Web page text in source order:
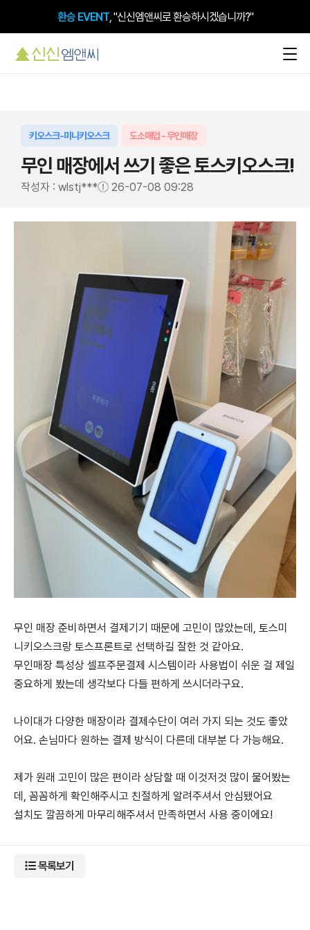
환승 EVENT, "신신엠앤씨로 환승하시겠습니까?"
키오스크-미니키오스크 도소매업 - 무인매장
무인 매장에서 쓰기 좋은 토스키오스크!
작성자 : wlstj*** 26-07-08 09:28
무인 매장 준비하면서 결제기기 때문에 고민이 많았는데, 토스미
니키오스크랑 토스프론트로 선택하길 잘한 것 같아요.
무인매장 특성상 셀프주문결제 시스템이라 사용법이 쉬운 걸 제일
중요하게 봤는데 생각보다 다들 편하게 쓰시더라구요.
나이대가 다양한 매장이라 결제수단이 여러 가지 되는 것도 좋았
어요. 손님마다 원하는 결제 방식이 다른데 대부분 다 가능해요.
제가 원래 고민이 많은 편이라 상담할 때 이것저것 많이 물어봤는
데, 꼼꼼하게 확인해주시고 친절하게 알려주셔서 안심됐어요
설치도 깔끔하게 마무리해주셔서 만족하면서 사용 중이에요!
목록보기